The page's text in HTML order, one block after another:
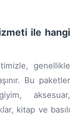
ile hangi
genellikle
Bu paketler
aksesuar,
kitap ve basılı